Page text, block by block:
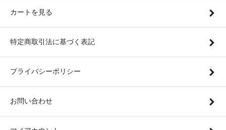
カートを見る
特定商取引法に基づく表記
プライバシーポリシー
お問い合わせ